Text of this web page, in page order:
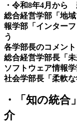
・令和8年4月か
総合経営学部「地
報学部「インター
う
各学部長のコメント
総合経営学部長「未
ソフトウェア情報
社会学部長「柔軟な
・「知の統
介